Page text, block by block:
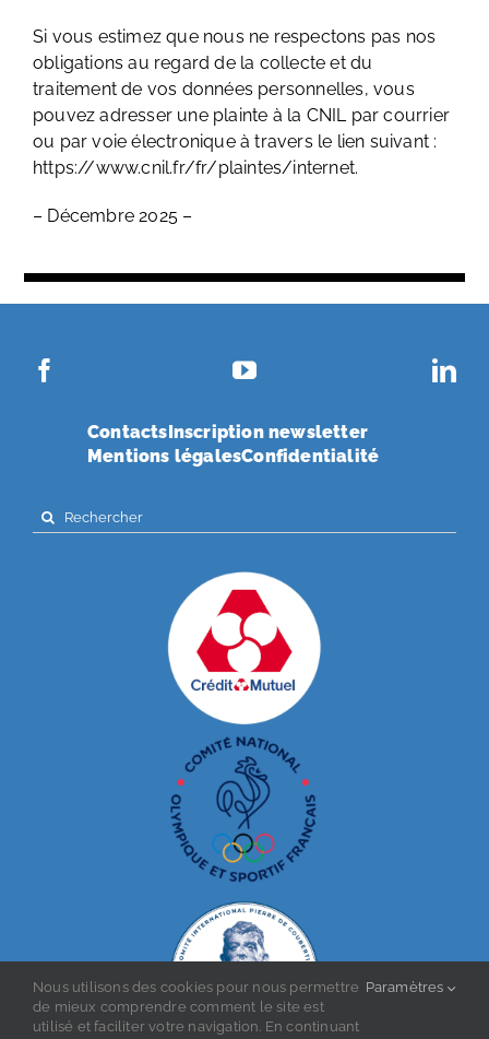
Si vous estimez que nous ne respectons pas nos
obligations au regard de la collecte et du
traitement de vos données personnelles, vous
pouvez adresser une plainte à la CNIL par courrier
ou par voie électronique à travers le lien suivant :
https://www.cnil.fr/fr/plaintes/internet.
– Décembre 2025 –
ContactsInscription newsletter
Mentions légalesConfidentialité
Search
for:
Nous utilisons des cookies pour nous permettre
de mieux comprendre comment le site est
utilisé et faciliter votre navigation. En continuant
Paramètres